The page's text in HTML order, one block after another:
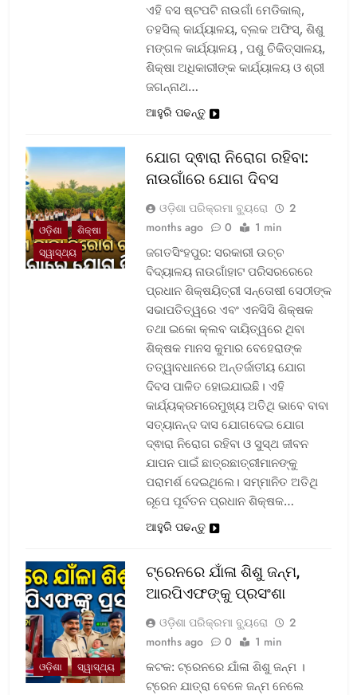
ଏହି ବସ ଷ୍ଟପଟି ନାଉଗାଁ ମେଡିକାଲ୍‌,
ତହସିଲ୍‌ କାର୍ଯ୍ୟାଳୟ, ବ୍ଲକ ଅଫିସ୍‌, ଶିଶୁ
ମଙ୍ଗଳ କାର୍ଯ୍ୟାଳୟ , ପଶୁ ଚିକିତ୍ସାଳୟ,
ଶିକ୍ଷା ଅଧିକାରୀଙ୍କ କାର୍ଯ୍ୟାଳୟ ଓ ଶ୍ରୀ
ଜଗନ୍ନାଥ…
ଆହୁରି ପଢନ୍ତୁ
ଓଡ଼ିଶା
ଶିକ୍ଷା
ସ୍ୱାସ୍ଥ୍ୟ
ଯୋଗ ଦ୍ଵାରା ନିରୋଗ ରହିବା:
ନାଉଗାଁରେ ଯୋଗ ଦିବସ
ଓଡ଼ିଶା ପରିକ୍ରମା ବ୍ୟୁରୋ
2
months ago
0 1 min
ଜଗତସିଂହପୁର: ସରକାରୀ ଉଚ୍ଚ
ବିଦ୍ୟାଳୟ ନାଉଗାଁହାଟ ପରିସରରେରେ
ପ୍ରଧାନ ଶିକ୍ଷୟିତ୍ରୀ ସନ୍ତୋଷୀ ସେଠୀଙ୍କ
ସଭାପତିତ୍ୱରେ ଏବଂ ଏନସିସି ଶିକ୍ଷକ
ତଥା ଇକୋ କ୍ଲବ ଦାୟିତ୍ୱରେ ଥିବା
ଶିକ୍ଷକ ମାନସ କୁମାର ବେହେରାଙ୍କ
ତତ୍ୱାବଧାନରେ ଅନ୍ତର୍ଜାତୀୟ ଯୋଗ
ଦିବସ ପାଳିତ ହୋଇଯାଇଛି। ଏହି
କାର୍ଯ୍ୟକ୍ରମରେମୁଖ୍ୟ ଅତିଥି ଭାବେ ବାବା
ସତ୍ୟାନନ୍ଦ ଦାସ ଯୋଗଦେଇ ଯୋଗ
ଦ୍ଵାରା ନିରୋଗ ରହିବା ଓ ସୁସ୍ଥ ଜୀବନ
ଯାପନ ପାଇଁ ଛାତ୍ରଛାତ୍ରୀମାନଙ୍କୁ
ପରାମର୍ଶ ଦେଇଥିଲେ। ସମ୍ମାନିତ ଅତିଥି
ରୂପେ ପୂର୍ବତନ ପ୍ରଧାନ ଶିକ୍ଷକ…
ଆହୁରି ପଢନ୍ତୁ
ଓଡ଼ିଶା ସ୍ୱାସ୍ଥ୍ୟ
ଟ୍ରେନରେ ଯାଁଳା ଶିଶୁ ଜନ୍ମ,
ଆରପିଏଫଙ୍କୁ ପ୍ରସଂଶା
ଓଡ଼ିଶା ପରିକ୍ରମା ବ୍ୟୁରୋ
2
months ago
0 1 min
କଟକ: ଟ୍ରେନରେ ଯାଁଳା ଶିଶୁ ଜନ୍ମ ।
ଟ୍ରେନ ଯାତ୍ରା ବେଳେ ଜନ୍ମ ନେଲେ